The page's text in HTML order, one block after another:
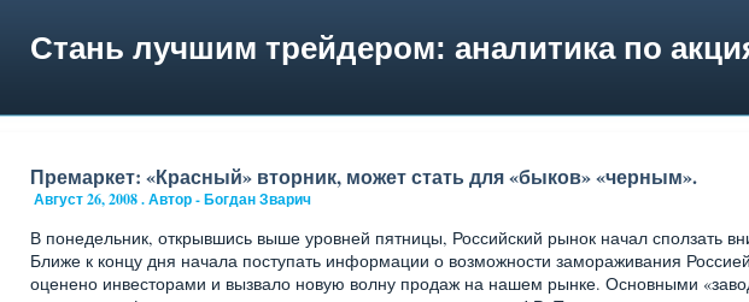
Стань лучшим трейдером: аналитика по
Премаркет: «Красный» вторник, может стать для «быков» «черным».
Август 26, 2008 . Автор - Богдан Зварич
В понедельник, открывшись выше уровней пятницы, Российский рынок начал сползать
Ближе к концу дня начала поступать информации о возможности замораживания
оценено инвесторами и вызвало новую волну продаж на нашем рынке. Основными